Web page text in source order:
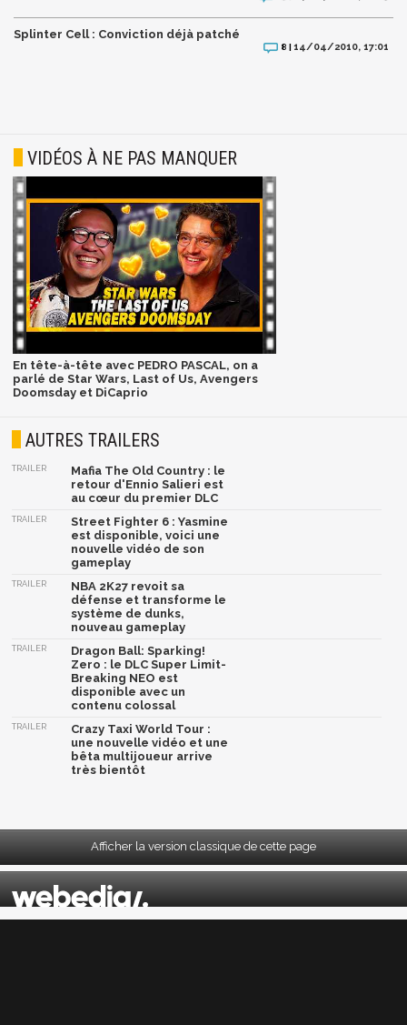
Splinter Cell : Conviction déjà patché
8 |14/04/2010, 17:01
VIDÉOS À NE PAS MANQUER
En tête-à-tête avec PEDRO PASCAL, on a
parlé de Star Wars, Last of Us, Avengers
Doomsday et DiCaprio
AUTRES TRAILERS
TRAILER
Mafia The Old Country : le
retour d'Ennio Salieri est
au cœur du premier DLC
TRAILER
Street Fighter 6 : Yasmine
est disponible, voici une
nouvelle vidéo de son
gameplay
TRAILER
NBA 2K27 revoit sa
défense et transforme le
système de dunks,
nouveau gameplay
TRAILER
Dragon Ball: Sparking!
Zero : le DLC Super Limit-
Breaking NEO est
disponible avec un
contenu colossal
TRAILER
Crazy Taxi World Tour :
une nouvelle vidéo et une
bêta multijoueur arrive
très bientôt
Afficher la version classique de cette page